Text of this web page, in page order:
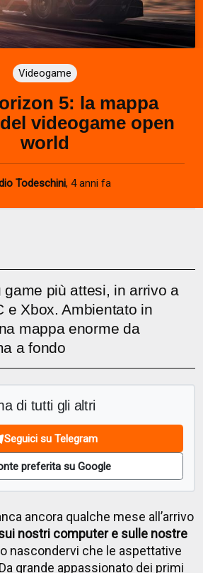
Videogame
5: la mappa
videogame open
world
Todeschini, 4 anni fa
game più attesi, in arrivo a
e Xbox. Ambientato in
mappa enorme da
a fondo
di tutti gli altri
Seguici su Telegram
preferita su Google
ancora qualche mese all’arrivo
nostri computer e sulle nostre
nascondervi che le aspettative
grande appassionato dei primi